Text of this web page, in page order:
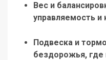
Вес и
управляемость
Подвеска и
бездорожья,